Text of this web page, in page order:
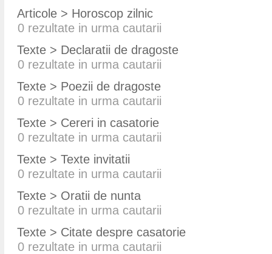
Articole > Horoscop zilnic
0 rezultate in urma cautarii
Texte > Declaratii de dragoste
0 rezultate in urma cautarii
Texte > Poezii de dragoste
0 rezultate in urma cautarii
Texte > Cereri in casatorie
0 rezultate in urma cautarii
Texte > Texte invitatii
0 rezultate in urma cautarii
Texte > Oratii de nunta
0 rezultate in urma cautarii
Texte > Citate despre casatorie
0 rezultate in urma cautarii